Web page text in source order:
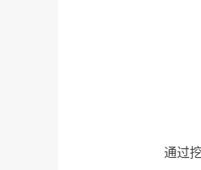
通过